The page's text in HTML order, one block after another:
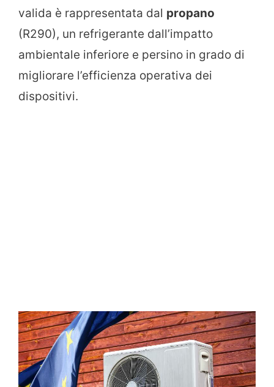
valida è rappresentata dal propano
(R290), un refrigerante dall’impatto
ambientale inferiore e persino in grado di
migliorare l’efficienza operativa dei
dispositivi.